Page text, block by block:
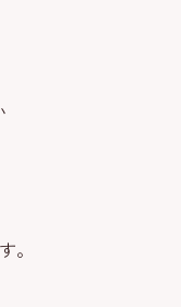
。